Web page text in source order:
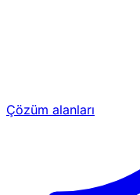
Çözüm alanları